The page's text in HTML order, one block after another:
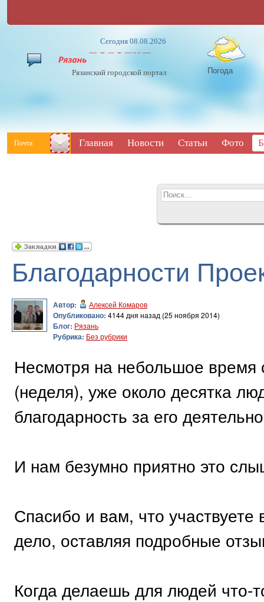
Сегодня 08.08.2026
Рязанский городской портал Погода
Почта Главная Новости Статьи Фото
Благодарности
Автор: Алексей Комаров
Опубликовано: 4144 дня назад (25 ноября 2014)
Блог: Рязань
Рубрика: Без рубрики
Несмотря на небольшое время
(неделя), уже около десятка
благодарность за его
И нам безумно приятно это
Спасибо и вам, что
дело, оставляя подробные
Когда делаешь для людей что-